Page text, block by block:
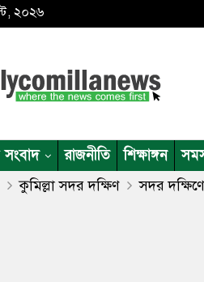
২০২৬
রাজনীতি শিক্ষাঙ্গন
কুমিল্লা সদর দক্ষিণ সদর